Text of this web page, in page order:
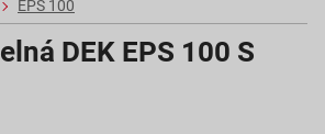
EPS 100
DEK EPS 100 S